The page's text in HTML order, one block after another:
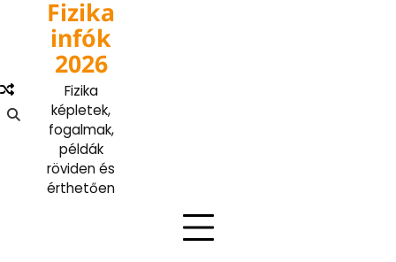
content
Fizika
infók
2026
Fizika
képletek,
fogalmak,
példák
röviden és
érthetően